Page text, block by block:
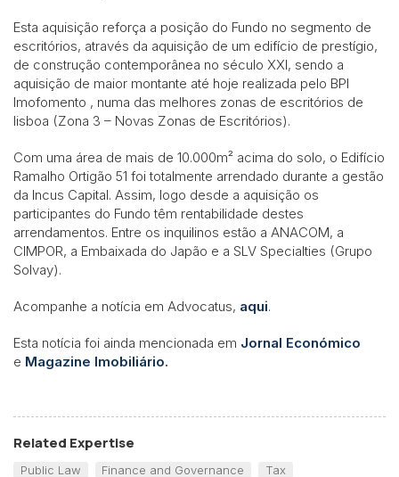
Esta aquisição reforça a posição do Fundo no segmento de
escritórios, através da aquisição de um edifício de prestígio,
de construção contemporânea no século XXI, sendo a
aquisição de maior montante até hoje realizada pelo BPI
Imofomento , numa das melhores zonas de escritórios de
lisboa (Zona 3 – Novas Zonas de Escritórios).
Com uma área de mais de 10.000m² acima do solo, o Edifício
Ramalho Ortigão 51 foi totalmente arrendado durante a gestão
da Incus Capital. Assim, logo desde a aquisição os
participantes do Fundo têm rentabilidade destes
arrendamentos. Entre os inquilinos estão a ANACOM, a
CIMPOR, a Embaixada do Japão e a SLV Specialties (Grupo
Solvay).
Acompanhe a notícia em Advocatus, aqui.
Esta notícia foi ainda mencionada em Jornal Económico
e Magazine Imobiliário.
Related Expertise
Public Law Finance and Governance
Tax